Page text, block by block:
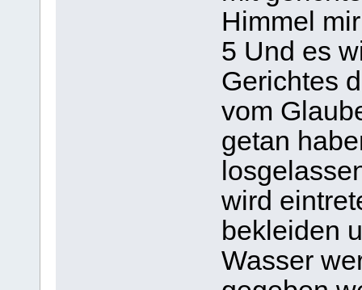
Himmel
5 Und es
Gerichtes
vom
getan
wird
bekleiden
Wasser